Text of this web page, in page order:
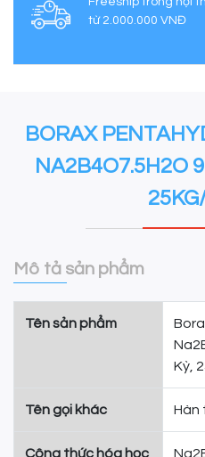
từ 2.000.000 VNĐ
BORAX
NA2B4O7.5H2O
Mô tả sản phẩm
Tên sản phẩm
Kỳ,
Tên gọi khác Hàn
Công thức hóa học